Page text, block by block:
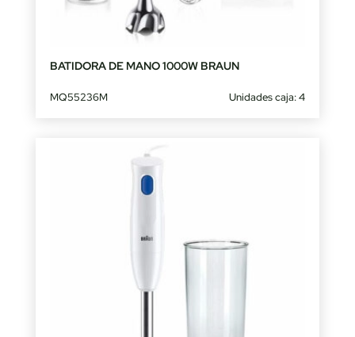
BATIDORA DE MANO 1000W BRAUN
MQ55236M Unidades caja: 4